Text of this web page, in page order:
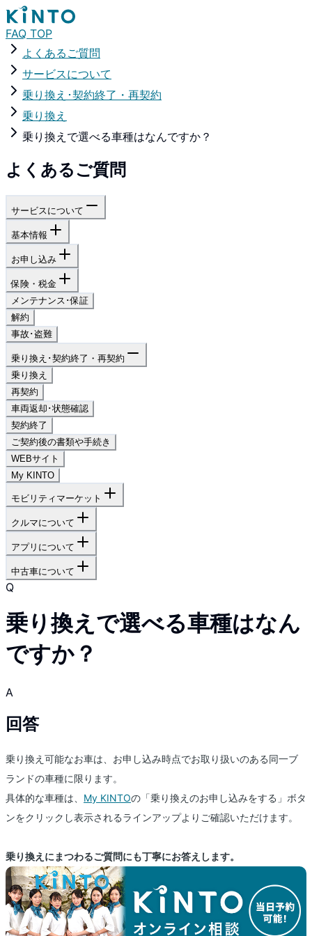
FAQ TOP
よくあるご質問
サービスについて
乗り換え･契約終了・再契約
乗り換え
乗り換えで選べる車種はなんですか？
よくあるご質問
サービスについて
基本情報
お申し込み
保険・税金
メンテナンス･保証
解約
事故･盗難
乗り換え･契約終了・再契約
乗り換え
再契約
車両返却･状態確認
契約終了
ご契約後の書類や手続き
WEBサイト
My KINTO
モビリティマーケット
クルマについて
アプリについて
中古車について
Q
乗り換えで選べる車種はなん
ですか？
A
回答
乗り換え可能なお車は、お申し込み時点でお取り扱いのある同一ブ
ランドの車種に限ります。
具体的な車種は、 My KINTOの「乗り換えのお申し込みをする」ボタ
ンをクリックし表示されるラインアップよりご確認いただけます。
乗り換えにまつわるご質問にも丁寧にお答えします。